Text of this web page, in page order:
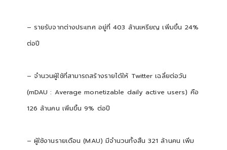
– รายรับจากต่างประเทศ อยู่ที่ 403 ล้านเหรียญ เพิ่มขึ้น 24%
ต่อปี
– จำนวนผู้ใช้ที่สามารถสร้างรายได้ให้ Twitter เฉลี่ยต่อวัน
(mDAU : Average monetizable daily active users) คือ
126 ล้านคน เพิ่มขึ้น 9% ต่อปี
– ผู้ใช้งานรายเดือน (MAU) มีจำนวนทั้งสิ้น 321 ล้านคน เพิ่ม